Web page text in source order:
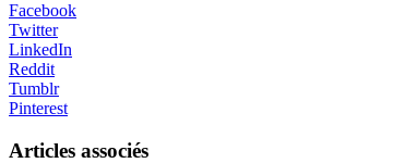
Facebook
Twitter
LinkedIn
Reddit
Tumblr
Pinterest
Articles associés